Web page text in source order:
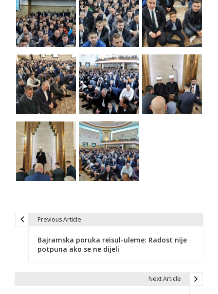
Previous Article
Bajramska poruka reisul-uleme: Radost nije
potpuna ako se ne dijeli
Next Article